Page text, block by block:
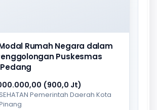
Rumah Negara dalam
Puskesmas
(900,0 Jt)
Pemerintah Daerah Kota